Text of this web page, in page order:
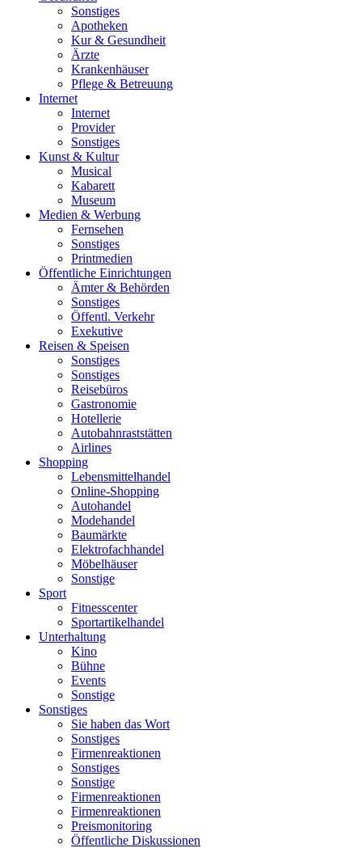
Sonstiges
Apotheken
Kur & Gesundheit
Ärzte
Krankenhäuser
Pflege & Betreuung
Internet
Internet
Provider
Sonstiges
Kunst & Kultur
Musical
Kabarett
Museum
Medien & Werbung
Fernsehen
Sonstiges
Printmedien
Öffentliche Einrichtungen
Ämter & Behörden
Sonstiges
Öffentl. Verkehr
Exekutive
Reisen & Speisen
Sonstiges
Sonstiges
Reisebüros
Gastronomie
Hotellerie
Autobahnraststätten
Airlines
Shopping
Lebensmittelhandel
Online-Shopping
Autohandel
Modehandel
Baumärkte
Elektrofachhandel
Möbelhäuser
Sonstige
Sport
Fitnesscenter
Sportartikelhandel
Unterhaltung
Kino
Bühne
Events
Sonstige
Sonstiges
Sie haben das Wort
Sonstiges
Firmenreaktionen
Sonstiges
Sonstige
Firmenreaktionen
Firmenreaktionen
Preismonitoring
Öffentliche Diskussionen